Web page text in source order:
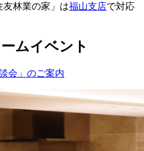
友林業の家」は福山支店で対応
ムイベント
会」のご案内